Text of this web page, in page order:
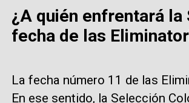
¿A quién enfrentará
fecha de las
La fecha número 11 de las
En ese sentido, la Selección